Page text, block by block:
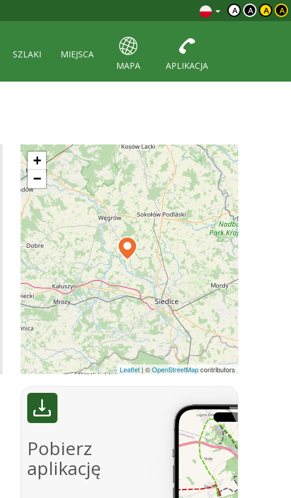
A A A A
SZLAKI
MIEJSCA
MAPA
APLIKACJA
+
−
Leaflet | ©OpenStreetMapcontributors
Pobierz
aplikację